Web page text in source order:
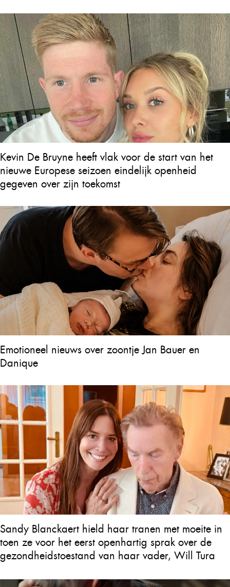
Kevin De Bruyne heeft vlak voor de start van het
nieuwe Europese seizoen eindelijk openheid
gegeven over zijn toekomst
Emotioneel nieuws over zoontje Jan Bauer en
Danique
Sandy Blanckaert hield haar tranen met moeite in
toen ze voor het eerst openhartig sprak over de
gezondheidstoestand van haar vader, Will Tura